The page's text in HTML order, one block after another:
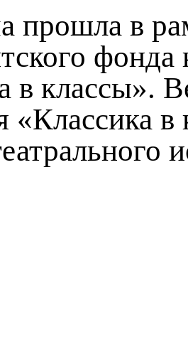
прошла в
в классы».
«Классика